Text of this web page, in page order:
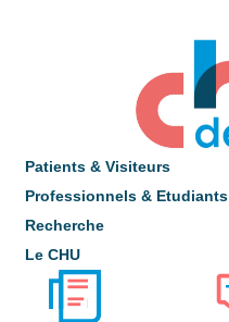
Patients & Visiteurs
Professionnels & Etudiants
Recherche
Le CHU